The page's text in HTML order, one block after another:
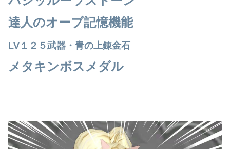
達人のオーブ記憶機能
LV１２５武器・青の上錬金石
メタキンボスメダル